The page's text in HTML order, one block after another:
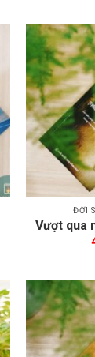
ĐỜI
Vượt qua